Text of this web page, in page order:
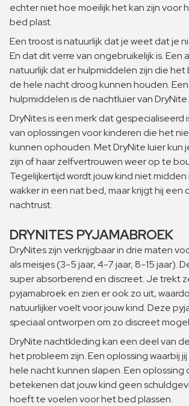
echter niet hoe moeilijk het kan zijn voor
bed plast.
Een troost is natuurlijk dat je weet dat je
En dat dit verre van ongebruikelijk is. Een
natuurlijk dat er hulpmiddelen zijn die het
de hele nacht droog kunnen houden.
hulpmiddelen is de nachtluier van DryNite.
DryNites is een merk dat gespecialiseerd
van oplossingen voor kinderen die het
kunnen ophouden. Met DryNite luier kun
zijn of haar zelfvertrouwen weer op te
Tegelijkertijd wordt jouw kind niet
wakker in een nat bed, maar krijgt hij een
nachtrust.
DRYNITES PYJAMABROEK
DryNites zijn verkrijgbaar in drie maten
als meisjes (3-5 jaar, 4-7 jaar, 8-15 jaar).
super absorberend en discreet. Je trekt
pyjamabroek en zien er ook zo uit,
natuurlijker voelt voor jouw kind. Deze
speciaal ontworpen om zo discreet
DryNite nachtkleding kan een deel van
het probleem zijn. Een oplossing waarbij
hele nacht kunnen slapen. Een oplossing
betekenen dat jouw kind geen
hoeft te voelen voor het bed plassen.